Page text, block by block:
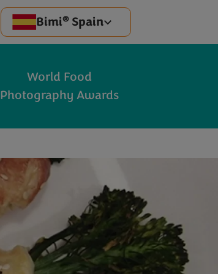
Bimi® Spain
World Food
Photography Awards